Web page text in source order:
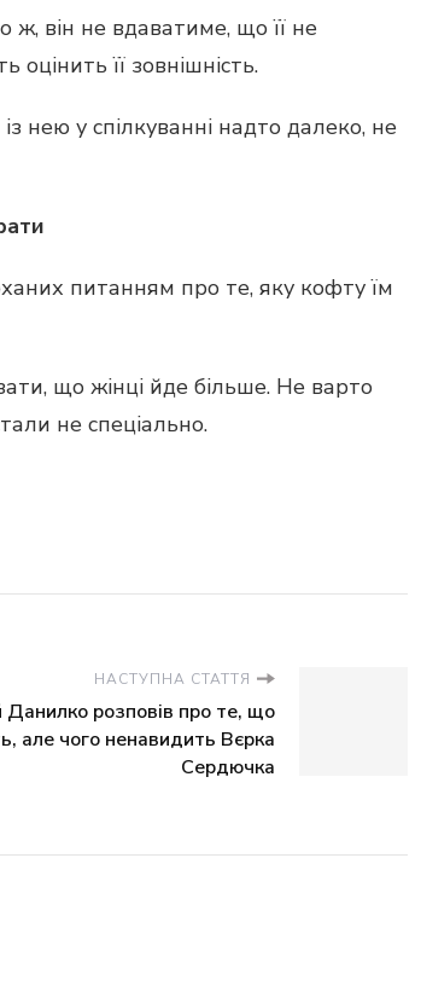
він не вдаватиме, що її не
її зовнішність.
нею у спілкуванні надто далеко, не
питанням про те, яку кофту їм
що жінці йде більше. Не варто
не спеціально.
НАСТУПНА СТАТТЯ
Данилко розповів про те, що
але чого ненавидить Вєрка
Сердючка